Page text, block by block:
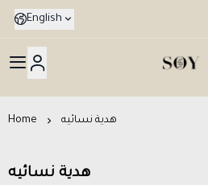
English
Home هدية نسائيه
هدية نسائيه